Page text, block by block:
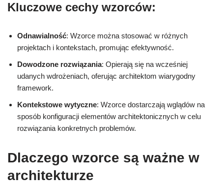
Kluczowe cechy wzorców:
Odnawialność: Wzorce można stosować w różnych
projektach i kontekstach, promując efektywność.
Dowodzone rozwiązania: Opierają się na wcześniej
udanych wdrożeniach, oferując architektom wiarygodny
framework.
Kontekstowe wytyczne: Wzorce dostarczają wglądów na
sposób konfiguracji elementów architektonicznych w celu
rozwiązania konkretnych problemów.
Dlaczego wzorce są ważne w
architekturze